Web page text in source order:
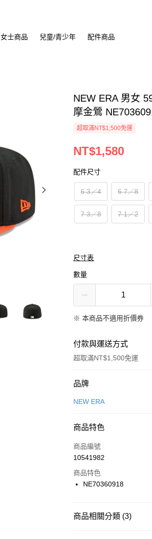
女士商品 兒童/青少年 配件商品
NEW ERA 男女
摩金鶯
超取滿NT$1,500免運
NT$1,580
配件尺寸
6 3／4 6 7／8
7 3／8 7 1／2
尺寸表
數量
※ 本商品不適用折價券
付款與運送方式
超取滿NT$1,500免運
付款方式
信用卡一次付款
合作金庫商業銀行
華南商業銀行
上海商業儲蓄銀行
國泰世華商業銀行
聯邦商業銀行
LINE Pay
Apple Pay
品牌
NEW ERA
商品特色
商品編號
10541982
商品特色
NE70360918
商品相關分類 (3)